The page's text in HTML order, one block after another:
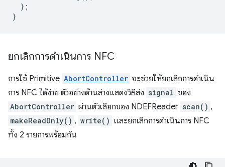
};
}
ยกเลิกการดำเนินการ NFC
การใช้ Primitive AbortController จะช่วยให้ยกเลิกการดำเนิน
การ NFC ได้ง่าย ตัวอย่างด้านล่างแสดงวิธีส่ง signal ของ
AbortController ผ่านตัวเลือกของ NDEFReader scan() ,
makeReadOnly() , write() และยกเลิกการดำเนินการ NFC
ทั้ง 2 รายการพร้อมกัน